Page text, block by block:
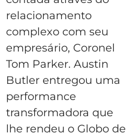
relacionamento
complexo com seu
empresário, Coronel
Tom Parker. Austin
Butler entregou uma
performance
transformadora que
lhe rendeu o Globo de